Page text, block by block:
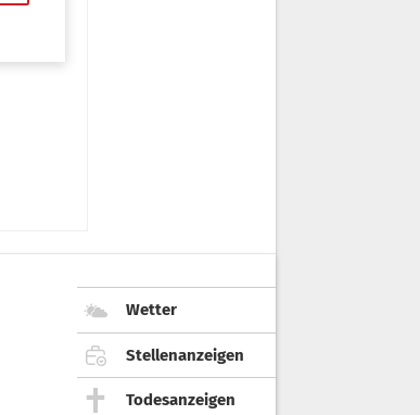
Wetter
Stellenanzeigen
Todesanzeigen